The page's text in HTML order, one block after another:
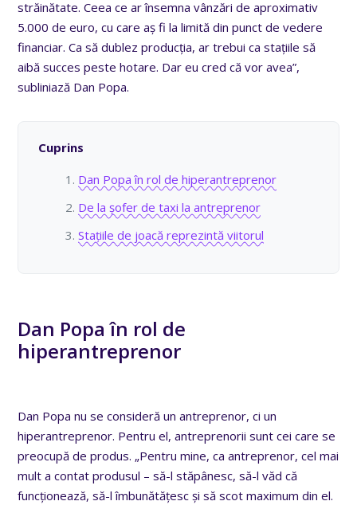
străinătate. Ceea ce ar însemna vânzări de aproximativ
5.000 de euro, cu care aș fi la limită din punct de vedere
financiar. Ca să dublez producția, ar trebui ca stațiile să
aibă succes peste hotare. Dar eu cred că vor avea”,
subliniază Dan Popa.
Cuprins
Dan Popa în rol de hiperantreprenor
De la șofer de taxi la antreprenor
Stațiile de joacă reprezintă viitorul
Dan Popa în rol de
hiperantreprenor
Dan Popa nu se consideră un antreprenor, ci un
hiperantreprenor. Pentru el, antreprenorii sunt cei care se
preocupă de produs. „Pentru mine, ca antreprenor, cel mai
mult a contat produsul – să-l stăpânesc, să-l văd că
funcționează, să-l îmbunătățesc și să scot maximum din el.